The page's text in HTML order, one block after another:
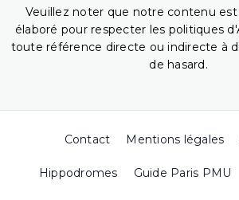
Veuillez noter que notre contenu
élaboré pour respecter les politiques
toute référence directe ou indirecte à
de hasard.
Contact Mentions légales
Hippodromes Guide Paris PMU